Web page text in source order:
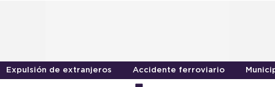
Expulsión de extranjeros Accidente ferroviario